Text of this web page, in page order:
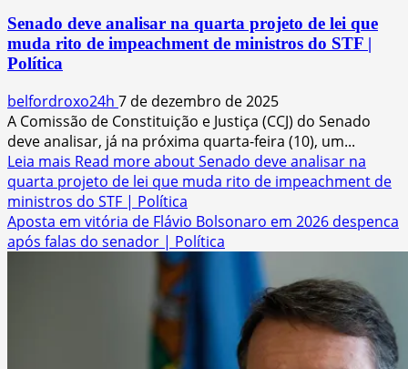
Senado deve analisar na quarta projeto de lei que
muda rito de impeachment de ministros do STF |
Política
belfordroxo24h 7 de dezembro de 2025
A Comissão de Constituição e Justiça (CCJ) do Senado
deve analisar, já na próxima quarta-feira (10), um...
Leia mais Read more about Senado deve analisar na
quarta projeto de lei que muda rito de impeachment de
ministros do STF | Política
Aposta em vitória de Flávio Bolsonaro em 2026 despenca
após falas do senador | Política